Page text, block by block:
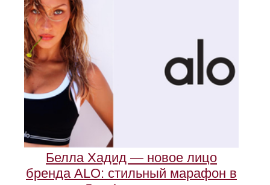
Белла Хадид — новое лицо
бренда ALO: стильный марафон в